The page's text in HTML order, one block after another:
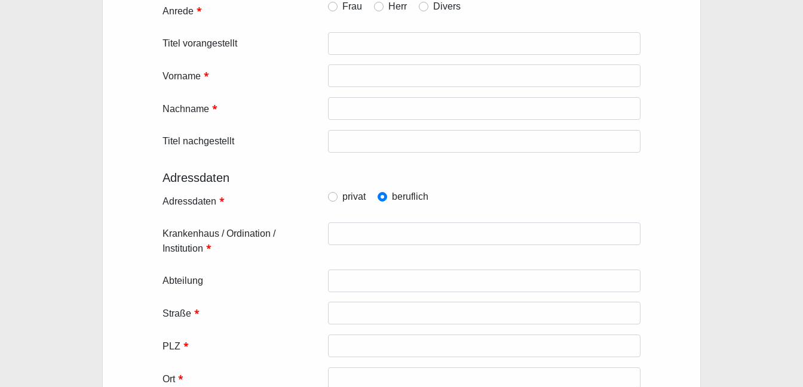
Anrede * Frau Herr Divers
Titel vorangestellt
Vorname *
Nachname *
Titel nachgestellt
Adressdaten
Adressdaten * privat beruflich
Krankenhaus / Ordination /
Institution *
Abteilung
Straße *
PLZ *
Ort *